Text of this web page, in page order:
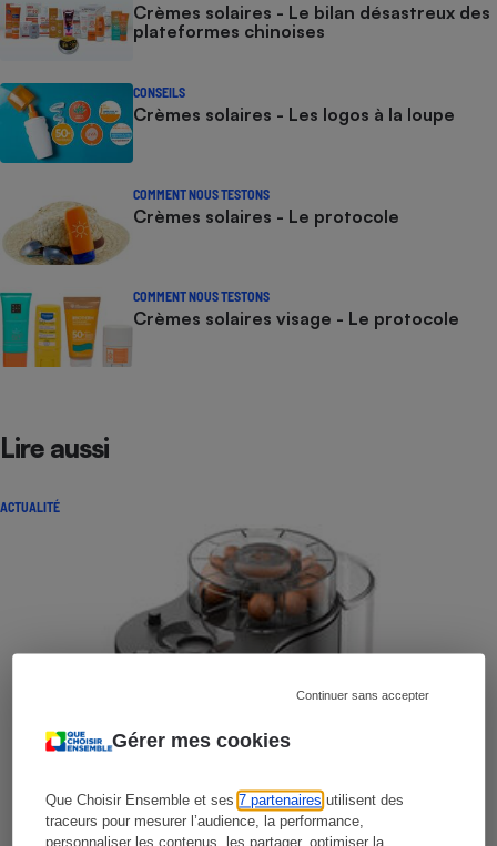
Gérer mes cookies
Que Choisir Ensemble et ses7 partenaires utilisent des
traceurs pour mesurer l’audience, la performance,
Continuer sans accepter
Crèmes solaires - Le bilan désastreux des
plateformes chinoises
CONSEILS
Crèmes solaires - Les logos à la loupe
COMMENT NOUS TESTONS
Crèmes solaires - Le protocole
COMMENT NOUS TESTONS
Crèmes solaires visage - Le protocole
Lire aussi
ACTUALITÉ